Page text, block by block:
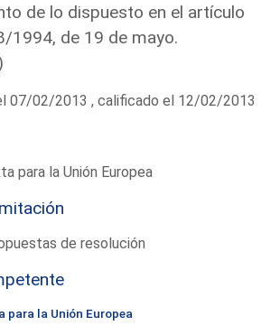
de lo dispuesto en el artículo
1994, de 19 de mayo.
07/02/2013 , calificado el 12/02/2013
para la Unión Europea
de resolución
para la Unión Europea